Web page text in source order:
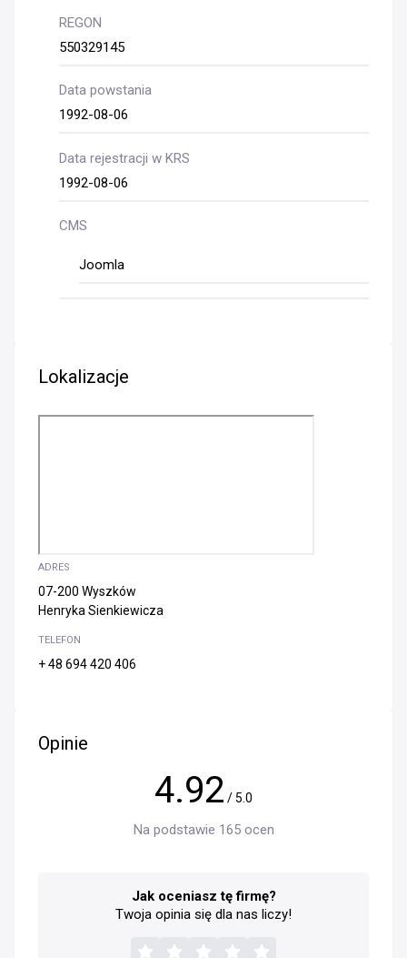
REGON
550329145
Data powstania
1992-08-06
Data rejestracji w KRS
1992-08-06
CMS
Joomla
Lokalizacje
ADRES
07-200 Wyszków
Henryka Sienkiewicza
TELEFON
+ 48 694 420 406
Opinie
4.92 / 5.0
Na podstawie 165 ocen
Jak oceniasz tę firmę?
Twoja opinia się dla nas liczy!